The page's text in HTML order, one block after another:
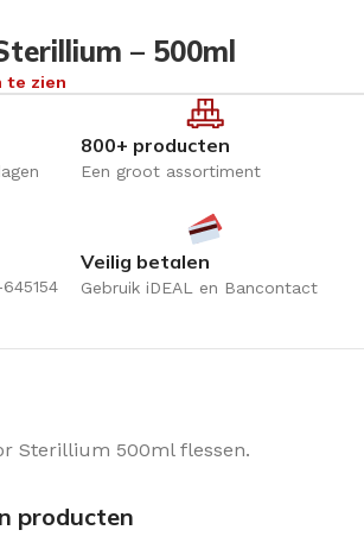
– 500ml
te zien
800+ producten
Een groot assortiment
Veilig betalen
Gebruik iDEAL en Bancontact
Sterillium 500ml flessen.
producten